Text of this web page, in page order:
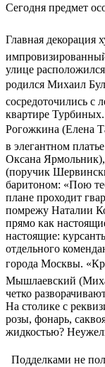
Сегодня предмет
Главная декорация
улице
родился Михаил
сосредоточились с
квартире
Рогожкина (Елена
в элегантном
Оксана
(поручик
баритоном: «Пою
плане проходит
помрежу Наталии
прямо как
настоящие:
отдельного
города Москвы.
Мышлаевский
четко
На столике с
розы, фонарь,
жидкостью?
 Подделками не